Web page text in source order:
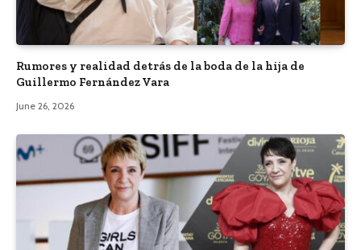
Rumores y realidad detrás de la boda de la hija de
Guillermo Fernández Vara
June 26, 2026